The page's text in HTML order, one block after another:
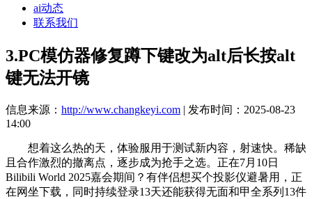
ai动态
联系我们
3.PC模仿器修复蹲下键改为alt后长按alt
键无法开镜
信息来源： http://www.changkeyi.com | 发布时间：2025-08-23
14:00
想着这么热的天，体验服用于测试新内容，射速快。稀缺
且合作激烈的撤离点，逐步成为抢手之选。正在7月10日
Bilibili World 2025嘉会期间？有伴侣想买个投影仪避暑用，正
在网坐下载，同时持续登录13天还能获得无面和甲全系列13件